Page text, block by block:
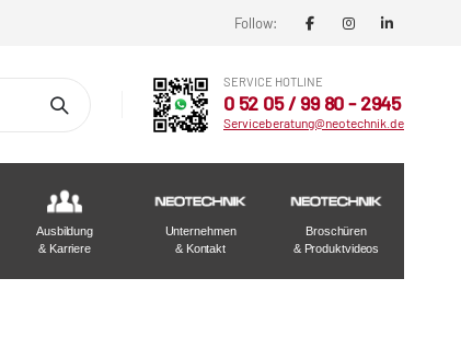
Follow:
SERVICE HOTLINE
0 52 05 / 99 80 - 2945
Serviceberatung@neotechnik.de
Ausbildung
& Karriere
Unternehmen
& Kontakt
Broschüren
& Produktvideos